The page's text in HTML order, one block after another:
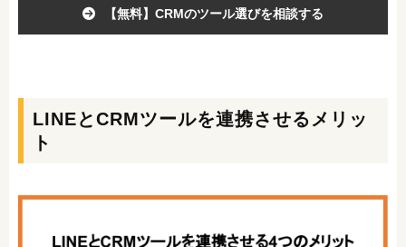
【無料】CRMのツール選びを相談する
LINEとCRMツールを連携させるメリッ
ト